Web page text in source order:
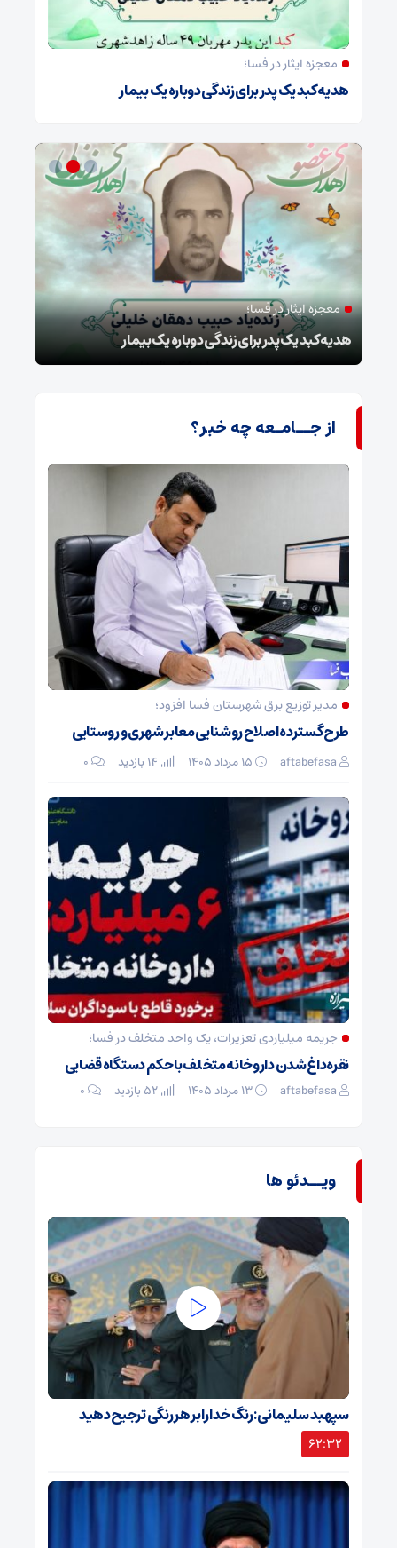
معجزه ایثار در فسا؛
هدیه کبد یک پدر برای زندگی دوباره یک بیمار
معجزه ایثار در فسا؛
هدیه کبد یک پدر برای زندگی دوباره یک بیمار
از جــامـعه چه خبر؟
مدیر توزیع برق شهرستان فسا افزود؛
طرح گسترده اصلاح روشنایی معابر شهری و روستایی
aftabefasa ۰
جریمه میلیاردی تعزیرات، یک واحد متخلف در فسا؛
نقره‌داغ شدن داروخانه متخلف با حکم دستگاه قضایی
aftabefasa ۰
ویــدئو ها
سپهبد سلیمانی: رنگ خدا را بر هر رنگی ترجیح دهید
62:32